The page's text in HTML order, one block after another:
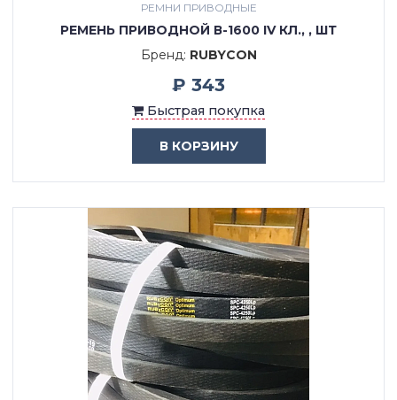
РЕМНИ ПРИВОДНЫЕ
РЕМЕНЬ ПРИВОДНОЙ В-1600 IV КЛ., , ШТ
Бренд: RUBYCON
₽ 343
Быстрая покупка
В КОРЗИНУ